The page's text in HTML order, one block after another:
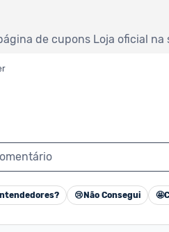
de cupons Loja oficial na
😢 Não Consegui 🤩